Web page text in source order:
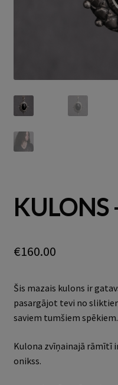
KULONS
€160.00
Šis mazais kulons ir
pasargājot tevi no
saviem tumšiem spēkiem.
Kulona zvīņainajā rāmītī
onikss.